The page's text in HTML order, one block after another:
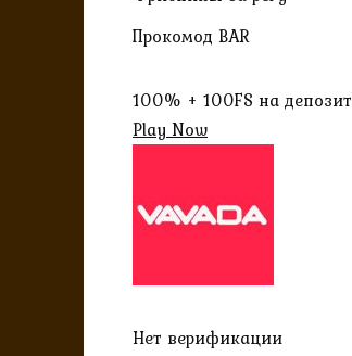
Прокомод BAR
100% + 100FS на депозит
Play Now
Нет верификации